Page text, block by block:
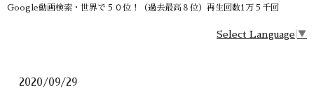
Google動画検索・世界で５０位！（過去最高８位）再生回数1万５千回
Select Language ▼
2020/09/29